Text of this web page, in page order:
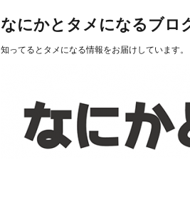
なにかとタメになるブロ
知ってるとタメになる情報をお届けしています。